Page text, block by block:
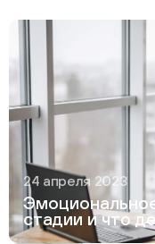
24 апреля 2023
стадии и что